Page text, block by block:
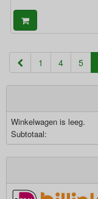
1 4 5
Winkelwagen is leeg.
Subtotaal: